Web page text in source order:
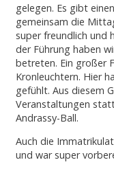
gelegen. Es gibt
gemeinsam die
super freundlich und
der Führung haben
betreten. Ein großer
Kronleuchtern. Hier
gefühlt. Aus diesem
Veranstaltungen
Andrassy-Ball.
Auch die
und war super